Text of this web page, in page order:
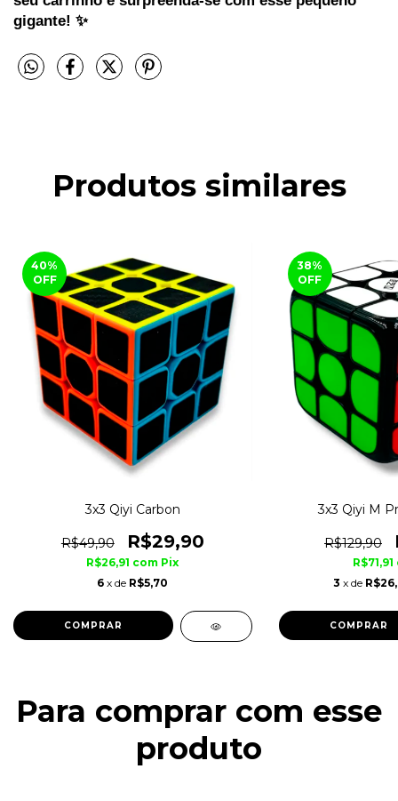
gigante! ✨
Produtos similares
40%
OFF
3x3 Qiyi Carbon
R$49,90 R$29,90
R$26,91 com Pix
6 x de R$5,70
38%
OFF
3x3 Qiyi M
R$129,90
R$71,91
3 x de
Para comprar com esse
produto